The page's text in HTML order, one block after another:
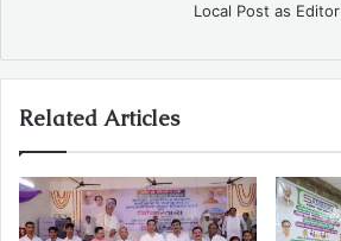
Local Post as Editor
Related Articles